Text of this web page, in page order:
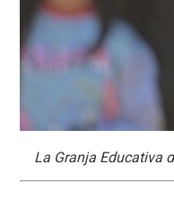
La Granja Educativa